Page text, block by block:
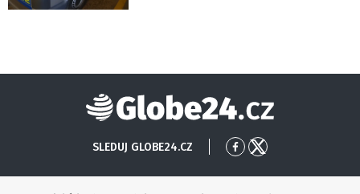
Globe24
SLEDUJ GLOBE24.CZ
PřejítPřejít